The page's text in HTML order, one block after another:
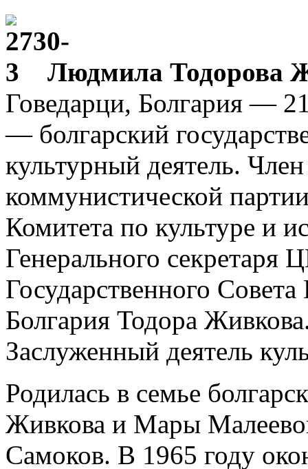
Людмила Тодорова
Говедарци, Болгария —
— болгарский
культурный деятель.
коммунистической
Комитета по культуре и
Генерального секретаря
Государственного
Болгария Тодора
Заслуженный деятель
Родилась в семье
Живкова и Мары
Самоков. В 1965 году